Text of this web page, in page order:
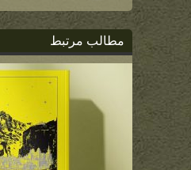
مطالب مرتبط